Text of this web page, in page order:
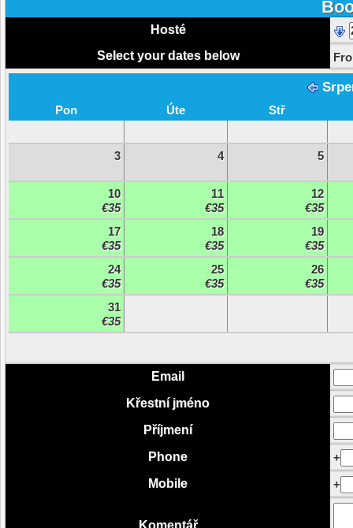
Hosté
Select your dates below
Pon Úte Stř
3 4 5
10
€35
11
€35
12
€35
17
€35
18
€35
19
€35
24
€35
25
€35
26
€35
31
€35
Email
Křestní jméno
Příjmení
Phone
+
Mobile
+
Komentář